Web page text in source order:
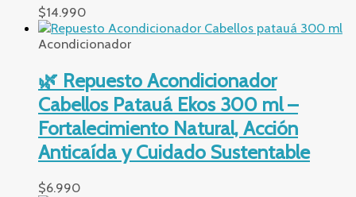
$14.990
Acondicionador
🌿 Repuesto Acondicionador
Cabellos Patauá Ekos 300 ml –
Fortalecimiento Natural, Acción
Anticaída y Cuidado Sustentable
$6.990